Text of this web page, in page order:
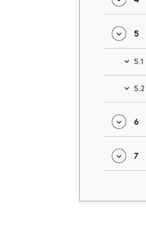
5
5.1
5.2
6
7